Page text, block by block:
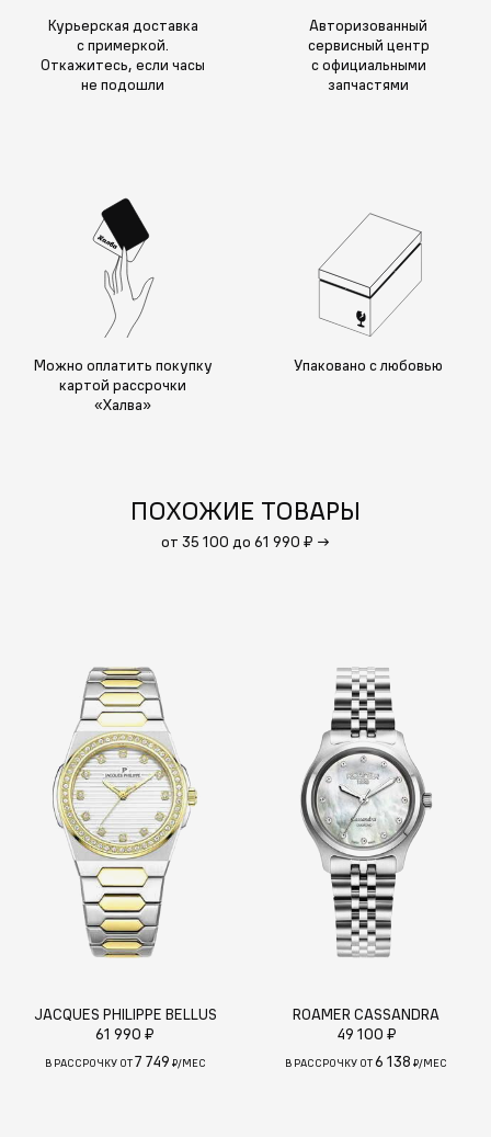
Курьерская доставка
с примеркой.
Откажитесь, если часы
не подошли
Авторизованный
сервисный центр
с официальными
запчастями
Можно оплатить покупку
картой рассрочки
«Халва»
Упаковано с любовью
ПОХОЖИЕ ТОВАРЫ
от 35 100 до 61 990 ₽ →
JACQUES PHILIPPE BELLUS
61 990 ₽
В РАССРОЧКУ ОТ7 749 ₽/МЕС
ROAMER CASSANDRA
49 100 ₽
В РАССРОЧКУ ОТ6 138 ₽/МЕС